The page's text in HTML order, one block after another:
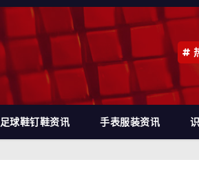
足球鞋钉鞋资讯 手表服装资讯